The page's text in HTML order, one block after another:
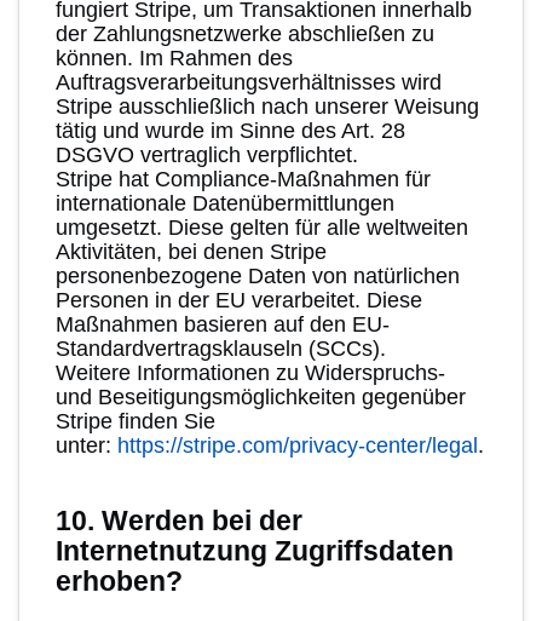
fungiert Stripe, um Transaktionen innerhalb
der Zahlungsnetzwerke abschließen zu
können. Im Rahmen des
Auftragsverarbeitungsverhältnisses wird
Stripe ausschließlich nach unserer Weisung
tätig und wurde im Sinne des Art. 28
DSGVO vertraglich verpflichtet.
Stripe hat Compliance-Maßnahmen für
internationale Datenübermittlungen
umgesetzt. Diese gelten für alle weltweiten
Aktivitäten, bei denen Stripe
personenbezogene Daten von natürlichen
Personen in der EU verarbeitet. Diese
Maßnahmen basieren auf den EU-
Standardvertragsklauseln (SCCs).
Weitere Informationen zu Widerspruchs-
und Beseitigungsmöglichkeiten gegenüber
Stripe finden Sie
unter: https://stripe.com/privacy-center/legal.
10. Werden bei der
Internetnutzung Zugriffsdaten
erhoben?